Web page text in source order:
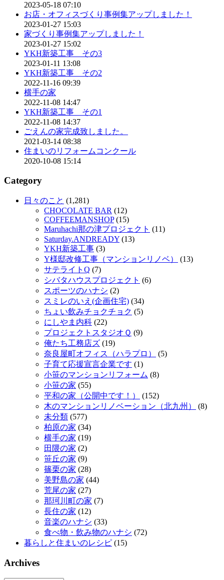
2023-05-18 07:10
お店・オフィスづくり事例集アップしました！
2023-01-27 15:03
家づくり事例集アップしました！
2023-01-27 15:02
YKH新築工事 その3
2023-01-11 13:08
YKH新築工事 その2
2022-11-16 09:39
横手の家
2022-11-08 14:47
YKH新築工事 その1
2022-11-08 14:37
ごえんの家完成致しました。
2021-03-14 08:38
住まいのリフォームコンクール
2020-10-08 15:14
Category
日々のこと (1,281)
CHOCOLATE BAR (12)
COFFEEMANSHOP(15)
Maruhachi那の津プロジェクト (11)
Saturday.ANDREADY (13)
YKH新築工事 (3)
Y様邸改修工事（マンションリノベ）
(13)
サテライトQ (7)
シバタハウスプロジェクト (6)
スポーツのハナシ (2)
スミレのいえ(企画住宅) (34)
ちょい飲みチョクチョク (5)
にしやま内科 (22)
プロジェクトスタジオＱ (9)
俺たち工務店ズ (19)
奈良屋町オフィス（ハラプロ）
(5)
子育て応援宣言企業です (1)
小笹のマンションリフォーム (8)
小笹の家 (55)
平和の家（公開中です！）
(152)
木のマンションリノベーション（北九州）
(8)
未分類 (577)
柏原の家 (34)
横手の家 (19)
田隈の家 (2)
笹丘の家 (9)
篠栗の家 (28)
美野島の家 (44)
荒尾の家 (27)
那珂川町の家 (7)
長住の家 (12)
音楽のハナシ (33)
食べ物・飲み物のハナシ (72)
暮らしと住まいのレシピ (15)
Archives